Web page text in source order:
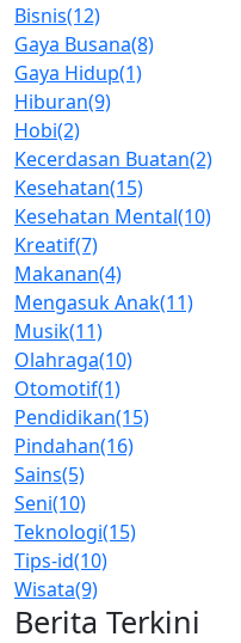
Bisnis(12)
Gaya Busana(8)
Gaya Hidup(1)
Hiburan(9)
Hobi(2)
Kecerdasan Buatan(2)
Kesehatan(15)
Kesehatan Mental(10)
Kreatif(7)
Makanan(4)
Mengasuk Anak(11)
Musik(11)
Olahraga(10)
Otomotif(1)
Pendidikan(15)
Pindahan(16)
Sains(5)
Seni(10)
Teknologi(15)
Tips-id(10)
Wisata(9)
Berita Terkini